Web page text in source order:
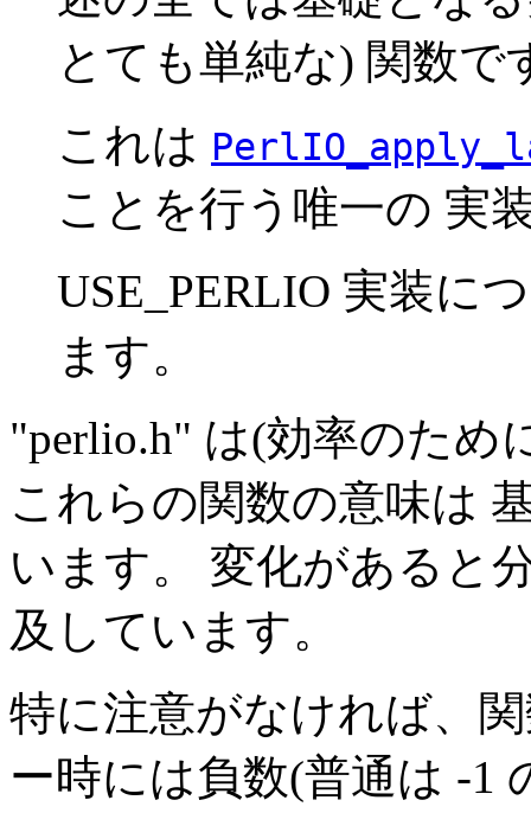
とても単純な) 関数で
これは
ことを行う唯一の 実
USE_PERLIO 実装に
ます。
"perlio.h" は(効率のため
これらの関数の意味は
います。 変化があると
及しています。
特に注意がなければ、
ー時には負数(普通は -1